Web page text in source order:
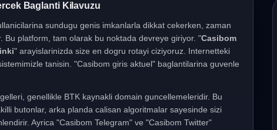
Baglanti Kilavuzu
sundugu genis imkanlarla dikkat cekerken, zaman
platform, tam olarak bu noktada devreye giriyor. "Casibom
" arayislarinizda size en dogru rotayi ciziyoruz. Internetteki
tanisin. "Casibom giris aktuel" baglantilarina guvenle
genellikle BTK kaynakli domain guncellemeleridir. Bu
butonlar, arka planda calisan algoritmalar sayesinde sizi
Ayrica "Casibom Telegram" ve "Casibom Twitter"